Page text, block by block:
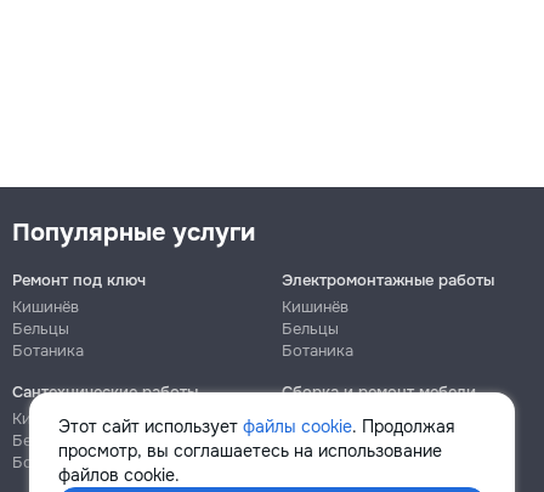
Этот сайт использует файлы cookie. Продолжая
просмотр, вы соглашаетесь на использование
файлов cookie.
Популярные услуги
Ремонт под ключ
Кишинёв
Бельцы
Ботаника
Электромонтажные работы
Кишинёв
Бельцы
Ботаника
Сантехнические работы
Кишинёв
Бельцы
Ботаника
Сборка и ремонт мебели
Кишинёв
Ботаника